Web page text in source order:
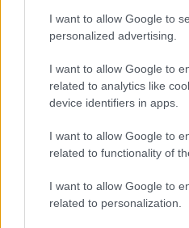
I want to allow Google to
personalized advertising.
I want to allow Google to
related to analytics like
device identifiers in apps.
I want to allow Google to
related to functionality of
I want to allow Google to
related to personalization.
Την ίδια στιγμή, οι
ξεκινήσει την
εξεταστούν διεξοδικά
και οι συνθήκες υπό
το περιστατικό.
Σενάρια για
Σύμφωνα με το
που στο παρελθόν ήταν